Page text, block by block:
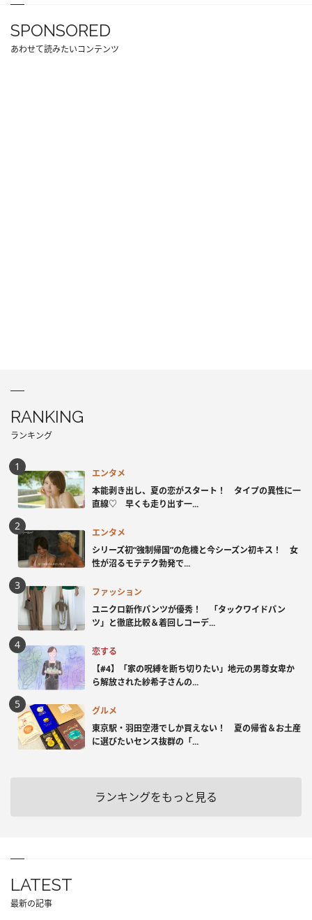
SPONSORED
あわせて読みたいコンテンツ
RANKING
ランキング
エンタメ
本能剥き出し、夏の恋がスタート！ タイプの異性に一
直線♡ 早くも走り出す一...
エンタメ
シリーズ初“強制帰国”の危機と今シーズン初キス！ 女
性が沼るモテテク勃発で...
ファッション
ユニクロ新作パンツが優秀！ 「タックワイドパン
ツ」と徹底比較＆着回しコーデ...
恋する
【#4】「家の呪縛を断ち切りたい」地元の男尊女卑か
ら解放された紗希子さんの...
グルメ
東京駅・羽田空港でしか買えない！ 夏の帰省＆お土産
に選びたいセンス抜群の「...
ランキングをもっと見る
LATEST
最新の記事